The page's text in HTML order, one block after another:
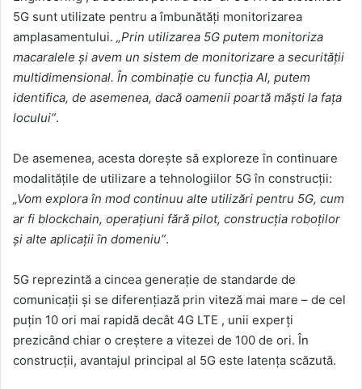
5G sunt utilizate pentru a îmbunătăți monitorizarea
amplasamentului. „Prin utilizarea 5G putem monitoriza
macaralele și avem un sistem de monitorizare a securității
multidimensional. În combinație cu funcția AI, putem
identifica, de asemenea, dacă oamenii poartă măști la fața
locului”.
De asemenea, acesta dorește să exploreze în continuare
modalitățile de utilizare a tehnologiilor 5G în construcții:
„Vom explora în mod continuu alte utilizări pentru 5G, cum
ar fi blockchain, operațiuni fără pilot, construcția roboților
și alte aplicații în domeniu”.
5G reprezintă a cincea generație de standarde de
comunicații și se diferențiază prin viteză mai mare – de cel
puțin 10 ori mai rapidă decât 4G LTE , unii experți
prezicând chiar o creștere a vitezei de 100 de ori. În
construcții, avantajul principal al 5G este latența scăzută.